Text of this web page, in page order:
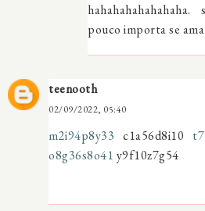
pouco importa se
teenooth
02/09/2022, 05:40
m2i94p8y33 c1a56d8i10
o8g36s8o41 y9f10z7g54